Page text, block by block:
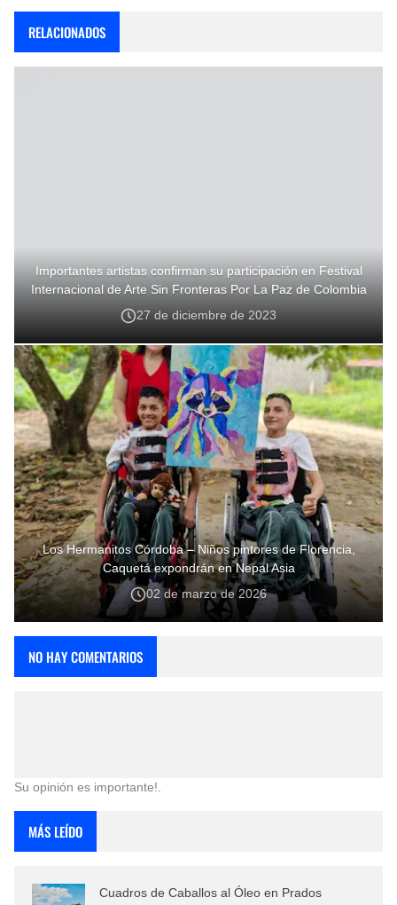
RELACIONADOS
Importantes artistas confirman su participación en Festival
Internacional de Arte Sin Fronteras Por La Paz de Colombia
27 de diciembre de 2023
Los Hermanitos Córdoba – Niños pintores de Florencia,
Caquetá expondrán en Nepal Asia
02 de marzo de 2026
NO HAY COMENTARIOS
Su opinión es importante!.
MÁS LEÍDO
Cuadros de Caballos al Óleo en Prados